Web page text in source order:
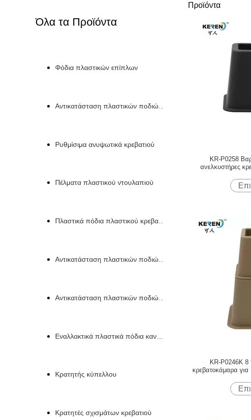
Όλα τα Προϊόντα
Φόδια πλαστικών επίπλων
Αντικατάσταση πλαστικών ποδιών καναπέ
Ρυθμίσιμα ανυψωτικά κρεβατιού
Πέλματα πλαστικού ντουλαπιού
Πλαστικά πόδια πλαστικού κρεβατιού
Αντικατάσταση πλαστικών ποδιών για έπιπλα
Αντικατάσταση πλαστικών ποδιών καναπέ
Εναλλακτικά πλαστικά πόδια καναπέ
Κρατητής κύπελλου
Κρατητές σχισμάτων κρεβατιού
Προϊόντα
KR-P0258
ανελκυστήρες
KR-P0246K 8
κρεβατοκάμαρα για